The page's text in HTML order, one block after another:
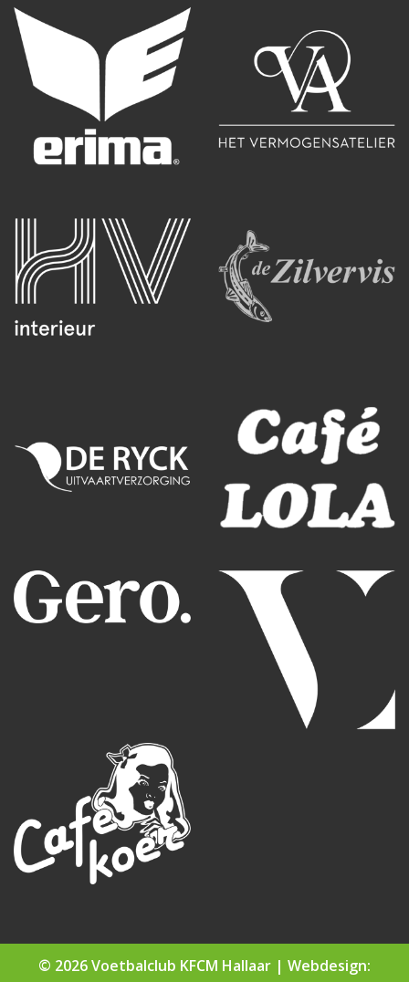
© 2026 Voetbalclub KFCM Hallaar | Webdesign: